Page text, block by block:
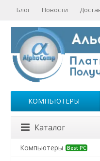
Блог Новости
КОМПЬЮТЕРЫ
Каталог
Компьютеры Best PC